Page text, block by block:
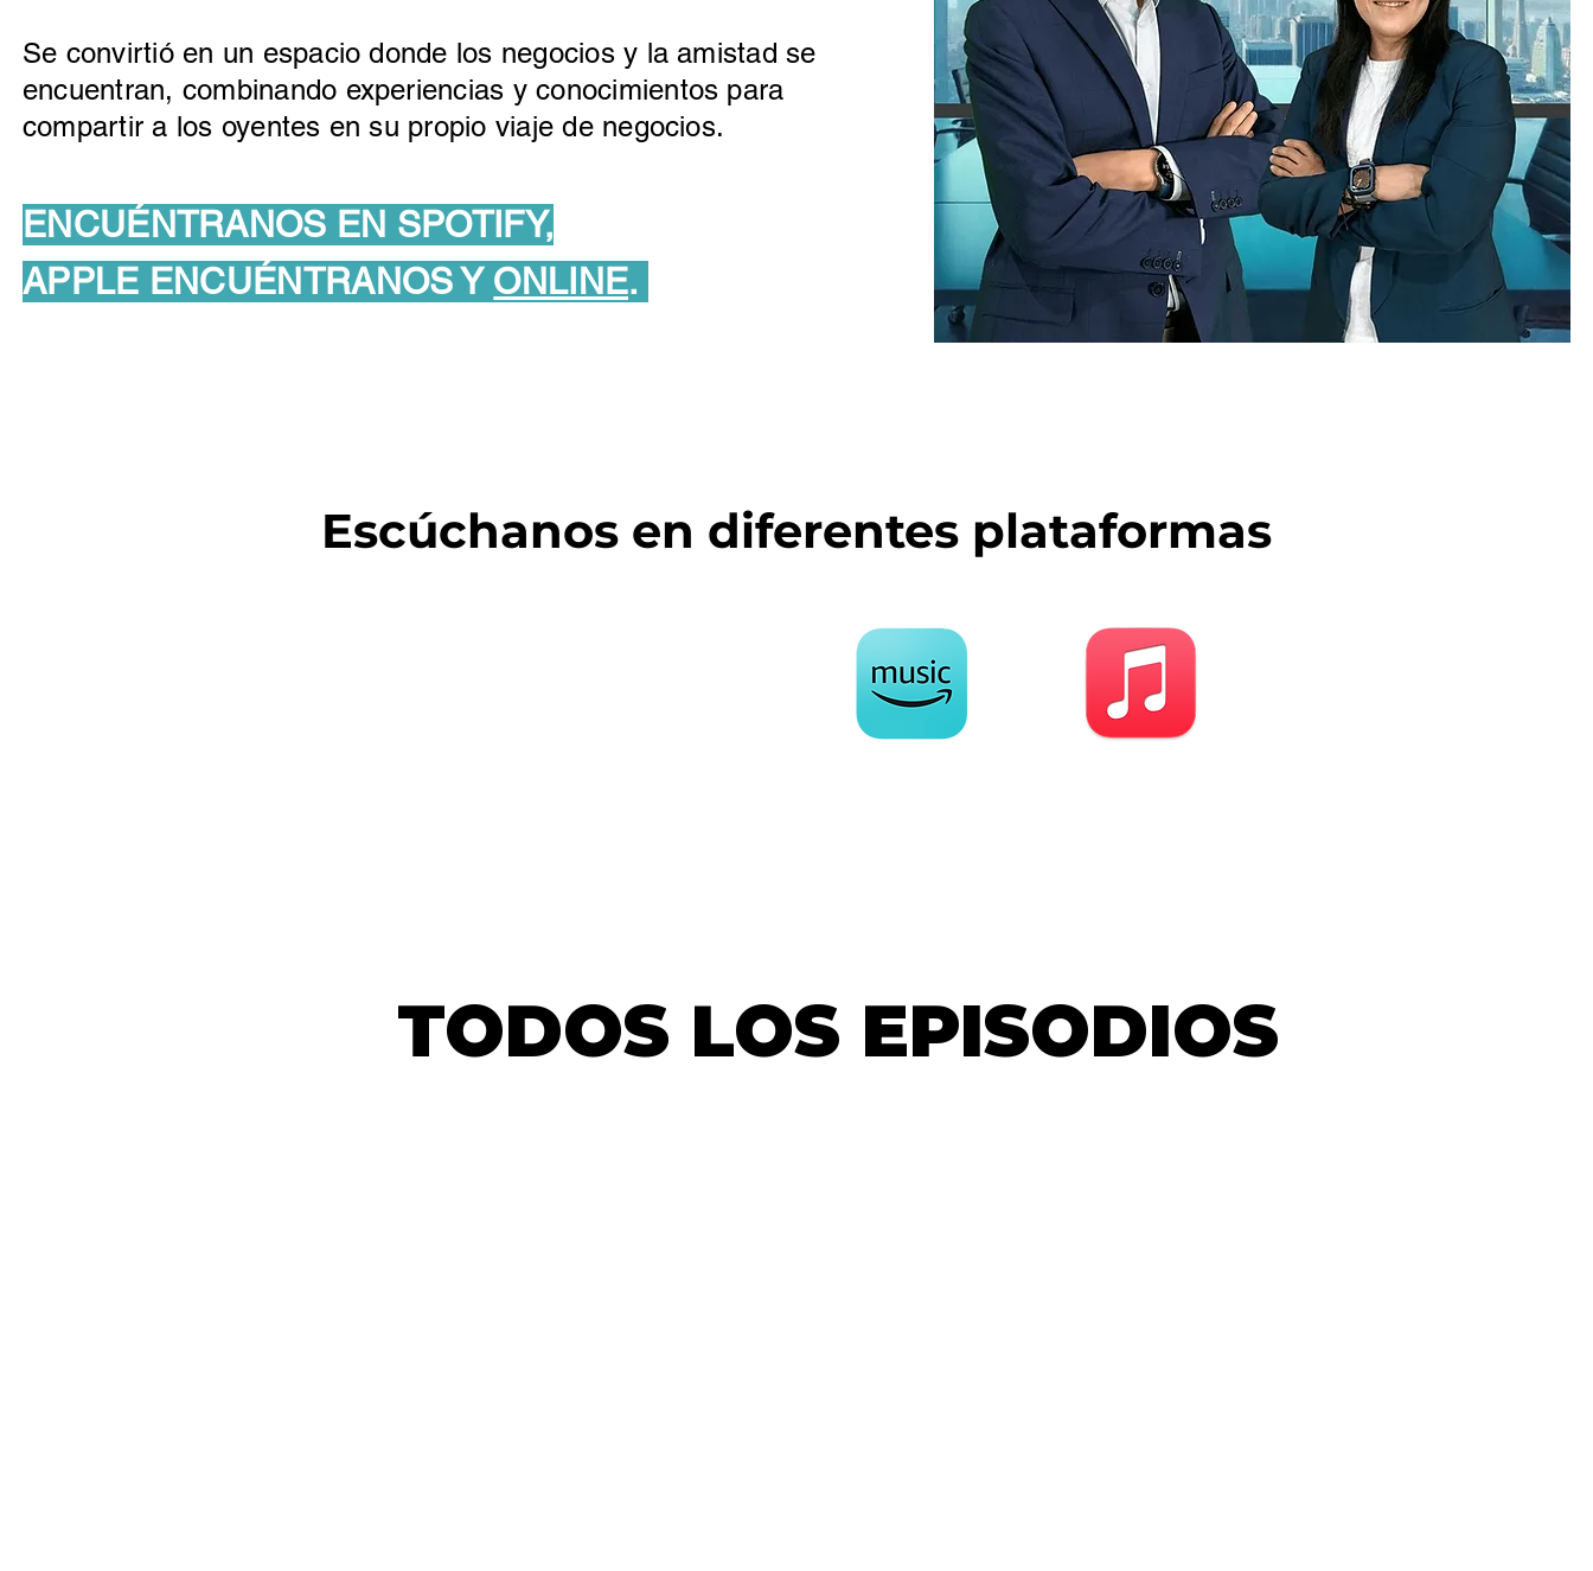
Se convirtió en un espacio donde los negocios y la amistad se
encuentran, combinando experiencias y conocimientos para
compartir a los oyentes en su propio viaje de negocios.
ENCUÉNTRANOS EN SPOTIFY,
APPLE ENCUÉNTRANOS Y ONLINE.
Escúchanos en diferentes plataformas
TODOS LOS EPISODIOS